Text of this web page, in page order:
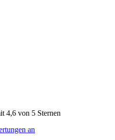
4,6 von 5 Sternen
an